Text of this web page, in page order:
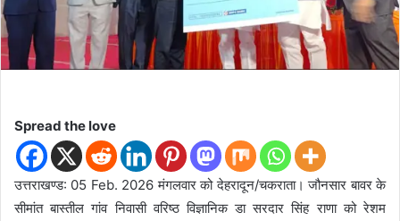
Spread the love
उत्तराखण्ड: 05 Feb. 2026 मंगलवार को देहरादून/चकराता। जौनसार बावर के
सीमांत बास्तील गांव निवासी वरिष्ठ विज्ञानिक डा सरदार सिंह राणा को रेशम